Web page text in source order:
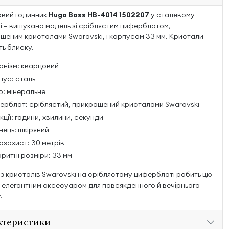
годинник Hugo Boss HB-4014 1502207 у сталевому
— вишукана модель зі сріблястим циферблатом,
кристалами Swarovski, і корпусом 33 мм. Кристали
блиску.
кварцовий
сталь
мінеральне
сріблястий, прикрашений кристалами Swarovski
години, хвилини, секунди
шкіряний
30 метрів
розміри: 33 мм
кристалів Swarovski на сріблястому циферблаті робить цю
аксесуаром для повсякденного й вечірнього